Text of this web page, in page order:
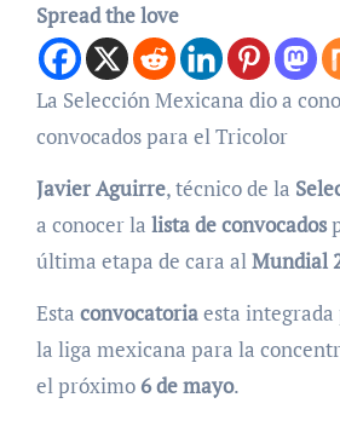
Spread the love
La Selección Mexicana dio a conocer la lista de
convocados para el Tricolor
Javier Aguirre, técnico de la
a conocer la lista de convocados
última etapa de cara alMundial
Esta convocatoriaesta integrada
la liga mexicana para la
el próximo 6 de mayo.